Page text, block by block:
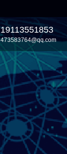
19113551853
473583764@qq.com